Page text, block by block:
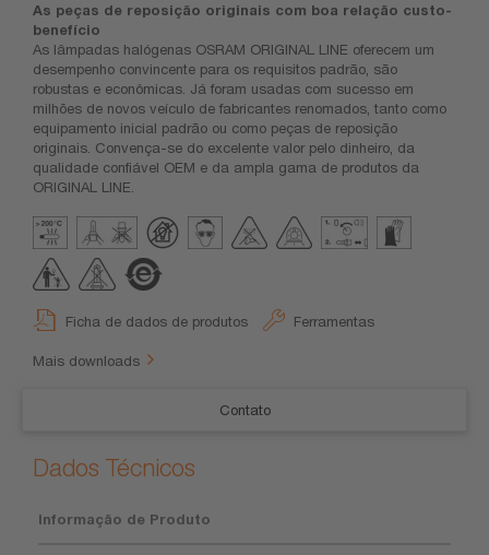
As peças de reposição originais com boa relação custo-
benefício
As lâmpadas halógenas OSRAM ORIGINAL LINE oferecem um
desempenho convincente para os requisitos padrão, são
robustas e econômicas. Já foram usadas com sucesso em
milhões de novos veículo de fabricantes renomados, tanto como
equipamento inicial padrão ou como peças de reposição
originais. Convença-se do excelente valor pelo dinheiro, da
qualidade confiável OEM e da ampla gama de produtos da
ORIGINAL LINE.
Ficha de dados de produtos Ferramentas
Mais downloads
Contato
Dados Técnicos
Informação de Produto